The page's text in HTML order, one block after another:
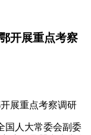
开展重点考察
国人大常委会副委